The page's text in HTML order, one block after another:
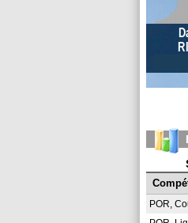
POR,